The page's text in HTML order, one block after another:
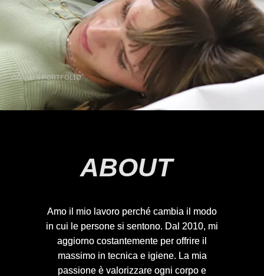
Guarda il PORTFOLIO
Amo il mio lavoro perché cambia il modo
in cui le persone si sentono. Dal 2010, mi
aggiorno costantemente per offrire il
massimo in tecnica e igiene. La mia
passione è valorizzare ogni corpo e
ABOUT
Amo il mio lavoro perché cambia il modo
in cui le persone si sentono. Dal 2010, mi
aggiorno costantemente per offrire il
massimo in tecnica e igiene. La mia
passione è valorizzare ogni corpo e